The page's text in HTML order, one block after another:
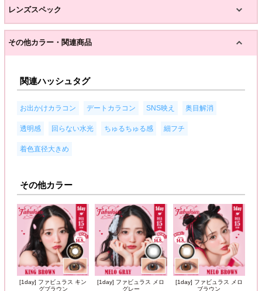
レンズスペック
その他カラー・関連商品
関連ハッシュタグ
お出かけカラコン デートカラコン SNS映え 奥目解消
透明感 回らない水光 ちゅるちゅる感 細フチ
着色直径大きめ
その他カラー
[1day] ファビュラス キン
グブラウン
[1day] ファビュラス メロ
グレー
[1day] ファビュラス メロ
ブラウン